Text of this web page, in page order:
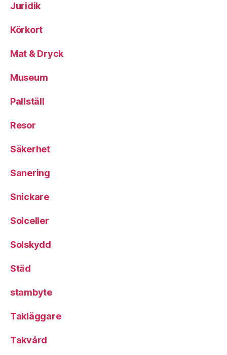
Juridik
Körkort
Mat & Dryck
Museum
Pallställ
Resor
Säkerhet
Sanering
Snickare
Solceller
Solskydd
Städ
stambyte
Takläggare
Takvård